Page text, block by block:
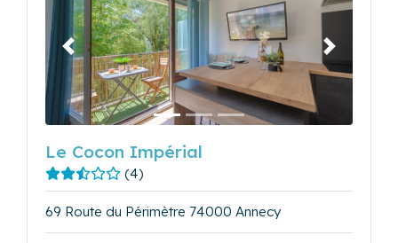
Précédent Suivant
Le Cocon Impérial
(4)
69 Route du Périmètre 74000 Annecy